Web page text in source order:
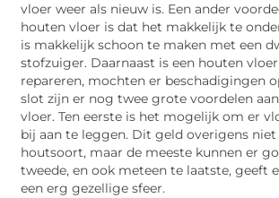
vloer weer als nieuw is. Een ander
houten vloer is dat het makkelijk te
is makkelijk schoon te maken met een
stofzuiger. Daarnaast is een houten
repareren, mochten er beschadigingen
slot zijn er nog twee grote voordelen
vloer. Ten eerste is het mogelijk om er
bij aan te leggen. Dit geld overigens
houtsoort, maar de meeste kunnen er
tweede, en ook meteen te laatste, geeft
een erg gezellige sfeer.